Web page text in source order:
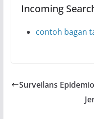
Incoming
contoh bagan
Surveilans